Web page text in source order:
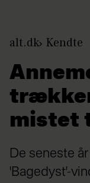
alt.dk Kendte
mistet
De seneste
'Bagedyst'-